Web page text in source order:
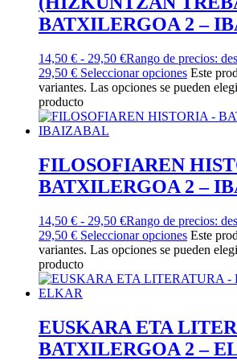
BATXILERGOA 2 –
14,50 € - 29,50 €Rango de precios:
29,50 € Seleccionar opciones Este
variantes. Las opciones se pueden
producto
FILOSOFIAREN
BATXILERGOA 2 –
14,50 € - 29,50 €Rango de precios:
29,50 € Seleccionar opciones Este
variantes. Las opciones se pueden
producto
EUSKARA ETA
BATXILERGOA 2 –